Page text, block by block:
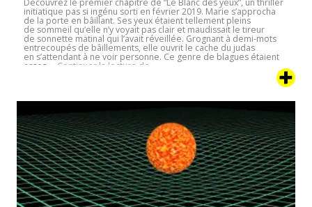
Découvrez le premier chapitre de “Le Blanc des yeux”, un thriller
initiatique pas si ingénu sorti en février 2019. Marie s’approcha
de la porte en bâillant. Ses yeux étaient tellement pleins
de sommeil qu’elle n’y voyait pas clair et maudissait le tireur
de sonnette matinal qui l’avait réveillée. Grognant à demi-mots
entrecoupés de bâillements, elle ouvrit le cache du judas
en s’attendant à ne voir personne. Ce genre de blagues étaient
assez … Continuer la lecture de
–
extrait